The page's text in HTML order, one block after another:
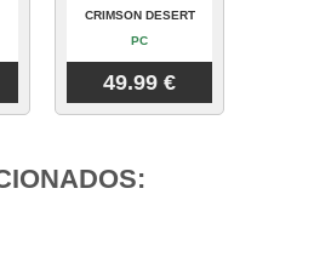
CRIMSON DESERT
PC
49.99 €